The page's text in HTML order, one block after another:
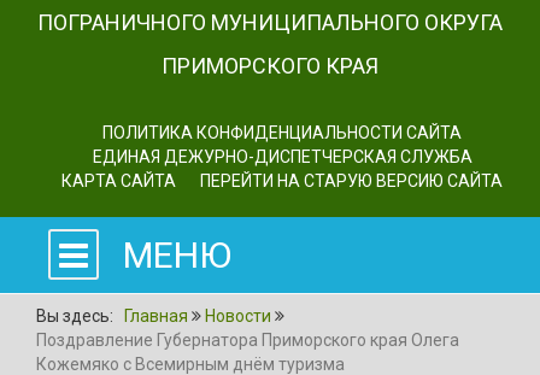
ПОГРАНИЧНОГО МУНИЦИПАЛЬНОГО ОКРУГА
ПРИМОРСКОГО КРАЯ
ПОЛИТИКА КОНФИДЕНЦИАЛЬНОСТИ САЙТА
ЕДИНАЯ ДЕЖУРНО-ДИСПЕТЧЕРСКАЯ СЛУЖБА
КАРТА САЙТА
ПЕРЕЙТИ НА СТАРУЮ ВЕРСИЮ САЙТА
МЕНЮ
Вы здесь: Главная
Новости
Поздравление Губернатора Приморского края Олега
Кожемяко с Всемирным днём туризма